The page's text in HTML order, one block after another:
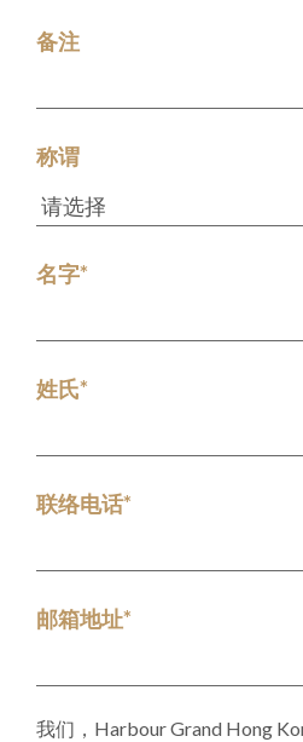
备注
称谓
名字*
姓氏*
联络电话*
邮箱地址*
我们，Harbour Grand Hong